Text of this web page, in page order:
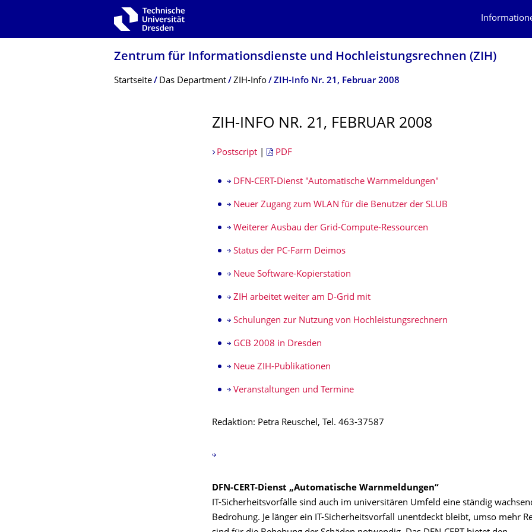
Zur Hauptnavigation springen
Zentrum für Informations­dienste und Hochleistungs­rechnen (ZIH)
Breadcrumb-Menü
Startseite Das Department ZIH-Info ZIH-Info Nr. 21, Februar 2008
ZIH-INFO NR. 21, FEBRUAR 2008
Postscript| PDF
DFN-CERT-Dienst "Automatische Warnmeldungen"
Neuer Zugang zum WLAN für die Benutzer der SLUB
Weiterer Ausbau der Grid-Compute-Ressourcen
Status der PC-Farm Deimos
Neue Software-Kopierstation
ZIH arbeitet weiter am D-Grid mit
Schulungen zur Nutzung von Hochleistungsrechnern
GCB 2008 in Dresden
Neue ZIH-Publikationen
Veranstaltungen und Termine
Redaktion: Petra Reuschel, Tel. 463-37587
DFN-CERT-Dienst „Automatische Warnmeldungen“
IT-Sicherheitsvorfälle sind auch im universitären Umfeld eine ständig
Bedrohung. Je länger ein IT-Sicherheitsvorfall unentdeckt bleibt, umso mehr